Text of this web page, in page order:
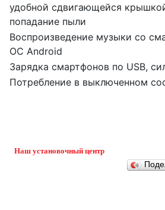
удобной сдвигающейся
попадание пыли
Воспроизведение музыки со
ОС Android
Зарядка смартфонов по USB,
Потребление в выключенном
Наш установочный центр